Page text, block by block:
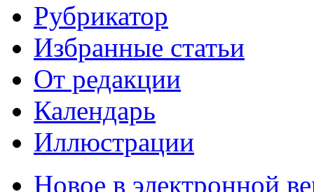
Рубрикатор
Избранные статьи
От редакции
Календарь
Иллюстрации
Новое в электронной